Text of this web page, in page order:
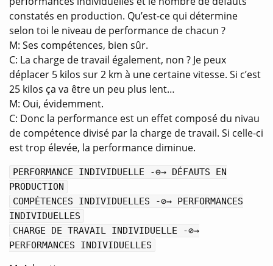
constatés en production. Qu’est-ce qui détermine
selon toi le niveau de performance de chacun ?
M: Ses compétences, bien sûr.
C: La charge de travail également, non ? Je peux
déplacer 5 kilos sur 2 km à une certaine vitesse. Si c’est
25 kilos ça va être un peu plus lent…
M: Oui, évidemment.
C: Donc la performance est un effet composé du nivau
de compétence divisé par la charge de travail. Si celle-ci
est trop élevée, la performance diminue.
PERFORMANCE INDIVIDUELLE -⊖→ DÉFAUTS EN
PRODUCTION
COMPÉTENCES INDIVIDUELLES -⊘→ PERFORMANCES
INDIVIDUELLES
CHARGE DE TRAVAIL INDIVIDUELLE -⊘→
PERFORMANCES INDIVIDUELLES